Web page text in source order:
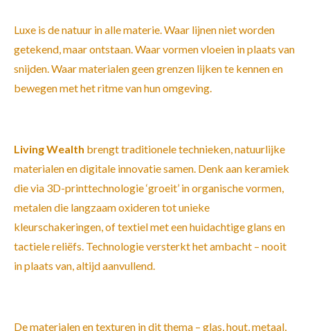
Luxe is de natuur in alle materie. Waar lijnen niet worden
getekend, maar ontstaan. Waar vormen vloeien in plaats van
snijden. Waar materialen geen grenzen lijken te kennen en
bewegen met het ritme van hun omgeving.
Living Wealth brengt traditionele technieken, natuurlijke
materialen en digitale innovatie samen. Denk aan keramiek
die via 3D-printtechnologie ‘groeit’ in organische vormen,
metalen die langzaam oxideren tot unieke
kleurschakeringen, of textiel met een huidachtige glans en
tactiele reliëfs. Technologie versterkt het ambacht – nooit
in plaats van, altijd aanvullend.
De materialen en texturen in dit thema – glas, hout, metaal,